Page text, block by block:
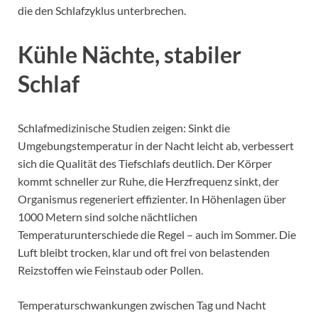
die den Schlafzyklus unterbrechen.
Kühle Nächte, stabiler
Schlaf
Schlafmedizinische Studien zeigen: Sinkt die
Umgebungstemperatur in der Nacht leicht ab, verbessert
sich die Qualität des Tiefschlafs deutlich. Der Körper
kommt schneller zur Ruhe, die Herzfrequenz sinkt, der
Organismus regeneriert effizienter. In Höhenlagen über
1000 Metern sind solche nächtlichen
Temperaturunterschiede die Regel – auch im Sommer. Die
Luft bleibt trocken, klar und oft frei von belastenden
Reizstoffen wie Feinstaub oder Pollen.
Temperaturschwankungen zwischen Tag und Nacht